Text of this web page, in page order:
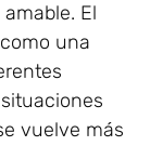
El
una
vuelve más